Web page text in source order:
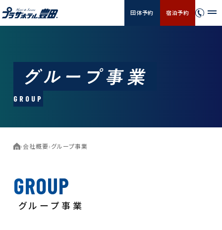
団体予約 宿泊予約
GROUP
›会社概要›グループ事業
GROUP
グループ事業